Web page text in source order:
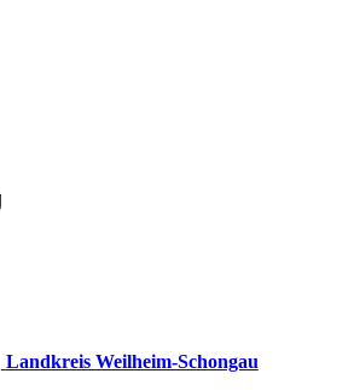
Landkreis Weilheim-Schongau